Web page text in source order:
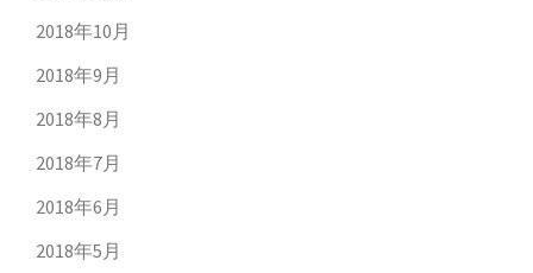
2018年10月
2018年9月
2018年8月
2018年7月
2018年6月
2018年5月